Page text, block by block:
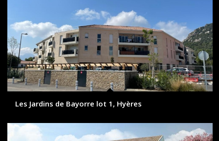
Les Jardins de Bayorre lot 1, Hyères